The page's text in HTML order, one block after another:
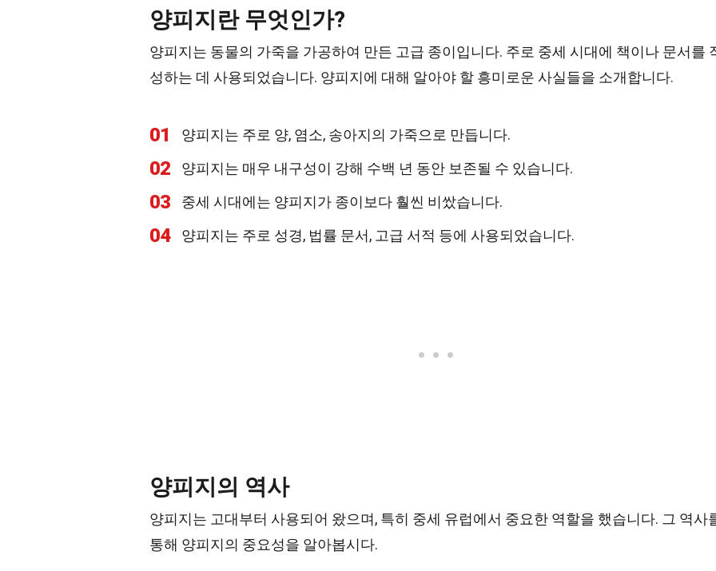
양피지란 무엇인가?
양피지는 동물의 가죽을 가공하여 만든 고급 종이입니다. 주로 중세 시대에 책이나 문서를
성하는 데 사용되었습니다. 양피지에 대해 알아야 할 흥미로운 사실들을 소개합니다.
01 양피지는 주로 양, 염소, 송아지의 가죽으로 만듭니다.
02 양피지는 매우 내구성이 강해 수백 년 동안 보존될 수 있습니다.
03 중세 시대에는 양피지가 종이보다 훨씬 비쌌습니다.
04 양피지는 주로 성경, 법률 문서, 고급 서적 등에 사용되었습니다.
양피지의 역사
양피지는 고대부터 사용되어 왔으며, 특히 중세 유럽에서 중요한 역할을 했습니다. 그 역사
통해 양피지의 중요성을 알아봅시다.